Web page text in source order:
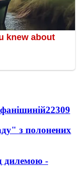
22309
з полонених
дилемою -